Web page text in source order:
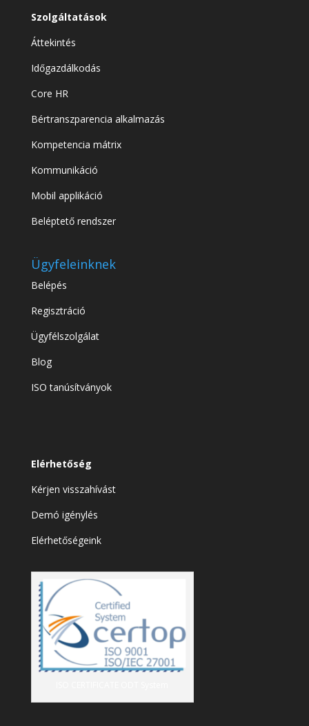
Szolgáltatások
Áttekintés
Időgazdálkodás
Core HR
Bértranszparencia alkalmazás
Kompetencia mátrix
Kommunikáció
Mobil applikáció
Beléptető rendszer
Ügyfeleinknek
Belépés
Regisztráció
Ügyfélszolgálat
Blog
ISO tanúsítványok
Elérhetőség
Kérjen visszahívást
Demó igénylés
Elérhetőségeink